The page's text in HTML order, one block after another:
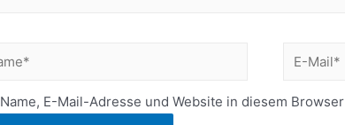
Name, E-Mail-Adresse und Website in diesem